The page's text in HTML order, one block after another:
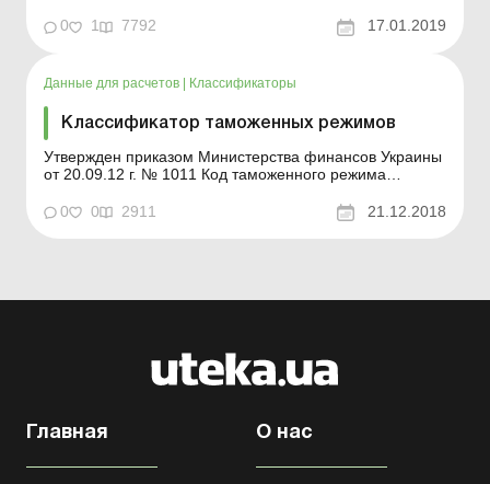
Особенности декларирования Буквенный код типа
0 1 7792 17.01.2019
Данные для расчетов | Классификаторы
Классификатор таможенных режимов
Утвержден приказом Министерства финансов Украины
от 20.09.12 г. № 1011 Код таможенного режима
Реэкспорт (кроме обозначенного кодом 12) ...
0 0 2911 21.12.2018
Главная О нас